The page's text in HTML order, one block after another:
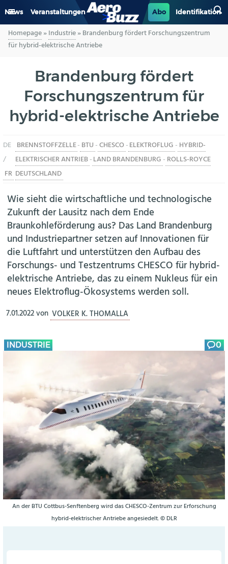
News Veranstaltungen Abo Identifikation
GENERAL AVIATION
LUFTVERKEHR
MILITÄR
INDUSTRIE
HELIKOPTER
BERUFE
AERO-KULTUR
Homepage»Industrie»Brandenburg fördert Forschungszentrum
für hybrid-elektrische Antriebe
Brandenburg fördert
Forschungszentrum für
hybrid-elektrische Antriebe
DE
/
FR
BRENNSTOFFZELLE- BTU -CHESCO-ELEKTROFLUG - HYBRID-
ELEKTRISCHER ANTRIEB-LAND BRANDENBURG - ROLLS-ROYCE
DEUTSCHLAND
Wie sieht die wirtschaftliche und technologische
Zukunft der Lausitz nach dem Ende
Braunkohleförderung aus? Das Land Brandenburg
und Industriepartner setzen auf Innovationen für
die Luftfahrt und unterstützen den Aufbau des
Forschungs- und Testzentrums CHESCO für hybrid-
elektrische Antriebe, das zu einem Nukleus für ein
neues Elektroflug-Ökosystems werden soll.
7.01.2022von VOLKER K. THOMALLA
INDUSTRIE 0
An der BTU Cottbus-Senftenberg wird das CHESCO-Zentrum zur Erforschung
hybrid-elektrischer Antriebe angesiedelt. © DLR